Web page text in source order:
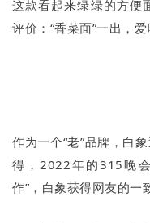
这款看起来绿绿的方便
评价：“香菜面”一出，
作为一个“老”品牌，白
得，2022年的315晚
作”，白象获得网友的一